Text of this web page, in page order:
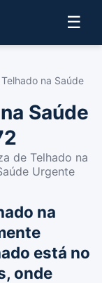
☰
na Saúde
Saúde
de Telhado na
Urgente
na
está no
onde